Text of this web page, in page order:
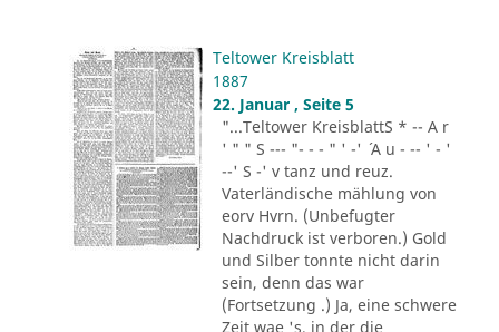
Teltower Kreisblatt
1887
22. Januar , Seite 5
"...Teltower KreisblattS * -- A r
' " " S --- "- - - " ' -' ´ A u - -- ' - '
--' S -' v tanz und reuz.
Vaterländische mählung von
eorv Hvrn. (Unbefugter
Nachdruck ist verboren.) Gold
und Silber tonnte nicht darin
sein, denn das war
(Fortsetzung .) Ja, eine schwere
Zeit wae 's, in der die